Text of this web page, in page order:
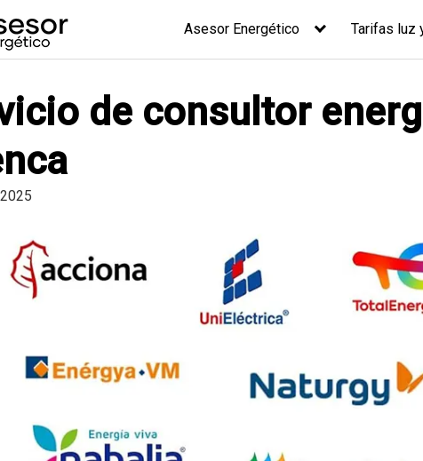
Asesor Energético Tarifas luz
de consultor